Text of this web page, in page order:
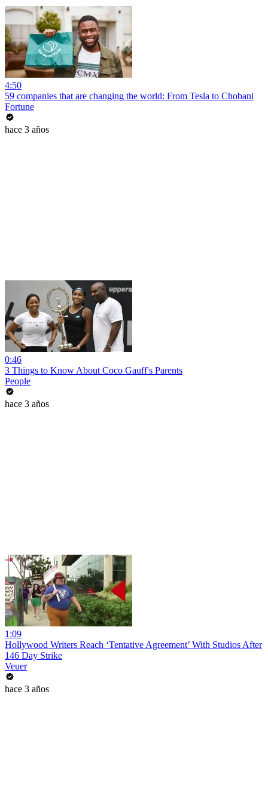
4:50
59 companies that are changing the world: From Tesla to Chobani
Fortune
hace 3 años
0:46
3 Things to Know About Coco Gauff's Parents
People
hace 3 años
1:09
Hollywood Writers Reach ‘Tentative Agreement’ With Studios After
146 Day Strike
Veuer
hace 3 años